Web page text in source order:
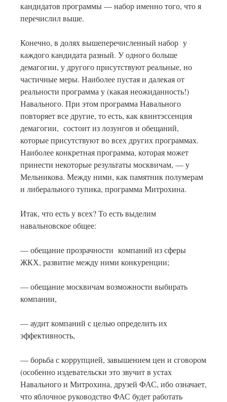
кандидатов программы — набор именно того, что я
перечислил выше.
Конечно, в долях вышеперечисленный набор у
каждого кандидата разный. У одного больше
демагогии, у другого присутствуют реальные, но
частичные меры. Наиболее пустая и далекая от
реальности программа у (какая неожиданность!)
Навального. При этом программа Навального
повторяет все другие, то есть, как квинтэссенция
демагогии, состоит из лозунгов и обещаний,
которые присутствуют во всех других программах.
Наиболее конкретная программа, которая может
принести некоторые результаты москвичам, — у
Мельникова. Между ними, как памятник полумерам
и либерального тупика, программа Митрохина.
Итак, что есть у всех? То есть выделим
навальновское общее:
— обещание прозрачности компаний из сферы
ЖКХ, развитие между ними конкуренции;
— обещание москвичам возможности выбирать
компании,
— аудит компаний с целью определить их
эффективность,
— борьба с коррупцией, завышением цен и сговором
(особенно издевательски это звучит в устах
Навального и Митрохина, друзей ФАС, ибо означает,
что яблочное руководство ФАС будет работать